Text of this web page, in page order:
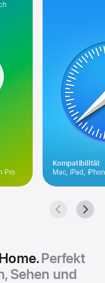
Pro
Kompatibilität
Mac, iPad,
Perfekt
Sehen und